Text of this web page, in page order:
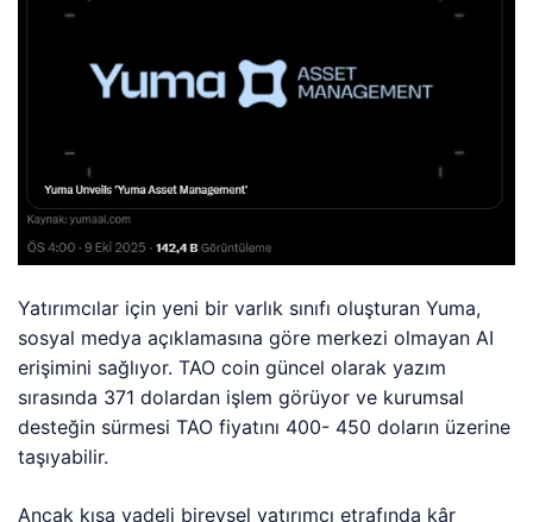
Yatırımcılar için yeni bir varlık sınıfı oluşturan Yuma,
sosyal medya açıklamasına göre merkezi olmayan AI
erişimini sağlıyor. TAO coin güncel olarak yazım
sırasında 371 dolardan işlem görüyor ve kurumsal
desteğin sürmesi TAO fiyatını 400- 450 doların üzerine
taşıyabilir.
Ancak kısa vadeli bireysel yatırımcı etrafında kâr